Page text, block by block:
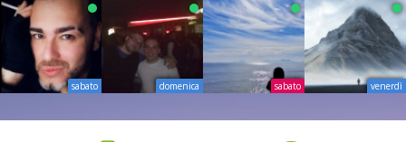
sabato domenica sabato venerdì